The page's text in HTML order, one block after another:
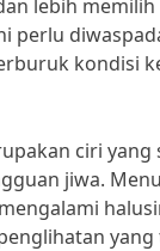
lebih memilih
perlu
kondisi
ciri
jiwa.
yang